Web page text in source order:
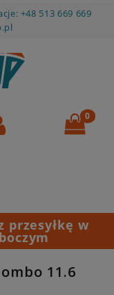
+48 513 669 669
przesyłkę w
11.6